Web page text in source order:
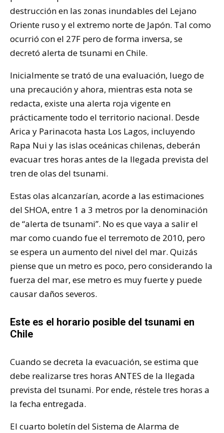
destrucción en las zonas inundables del Lejano
Oriente ruso y el extremo norte de Japón. Tal como
ocurrió con el 27F pero de forma inversa, se
decretó alerta de tsunami en Chile.
Inicialmente se trató de una evaluación, luego de
una precaución y ahora, mientras esta nota se
redacta, existe una alerta roja vigente en
prácticamente todo el territorio nacional. Desde
Arica y Parinacota hasta Los Lagos, incluyendo
Rapa Nui y las islas oceánicas chilenas, deberán
evacuar tres horas antes de la llegada prevista del
tren de olas del tsunami.
Estas olas alcanzarían, acorde a las estimaciones
del SHOA, entre 1 a 3 metros por la denominación
de “alerta de tsunami”. No es que vaya a salir el
mar como cuando fue el terremoto de 2010, pero
se espera un aumento del nivel del mar. Quizás
piense que un metro es poco, pero considerando la
fuerza del mar, ese metro es muy fuerte y puede
causar daños severos.
Este es el horario posible del tsunami en
Chile
Cuando se decreta la evacuación, se estima que
debe realizarse tres horas ANTES de la llegada
prevista del tsunami. Por ende, réstele tres horas a
la fecha entregada.
El cuarto boletín del Sistema de Alarma de